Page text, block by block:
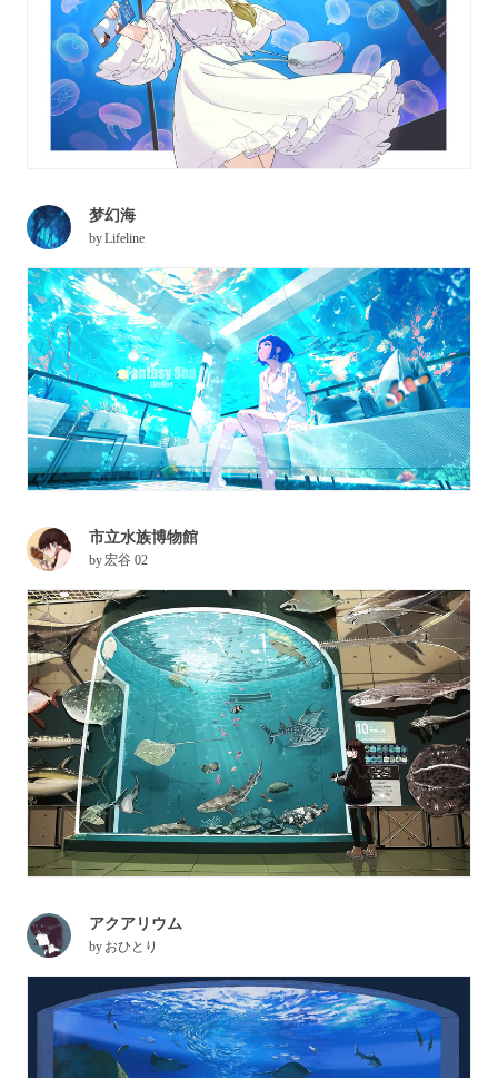
梦幻海
byLifeline
市立水族博物館
by宏谷 02
アクアリウム
by おひとり